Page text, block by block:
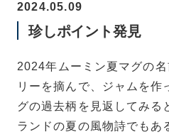
2024.05.09
珍しポイント発見
2024年ムーミン夏マグの
リーを摘んで、ジャムを
グの過去柄を見返してみる
ランドの夏の風物詩でもあ